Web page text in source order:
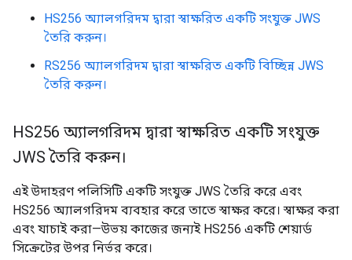
HS256 অ্যালগরিদম দ্বারা স্বাক্ষরিত একটি সংযুক্ত JWS
তৈরি করুন।
RS256 অ্যালগরিদম দ্বারা স্বাক্ষরিত একটি বিচ্ছিন্ন JWS
তৈরি করুন।
HS256 অ্যালগরিদম দ্বারা স্বাক্ষরিত একটি সংযুক্ত
JWS তৈরি করুন।
এই উদাহরণ পলিসিটি একটি সংযুক্ত JWS তৈরি করে এবং
HS256 অ্যালগরিদম ব্যবহার করে তাতে স্বাক্ষর করে। স্বাক্ষর করা
এবং যাচাই করা—উভয় কাজের জন্যই HS256 একটি শেয়ার্ড
সিক্রেটের উপর নির্ভর করে।